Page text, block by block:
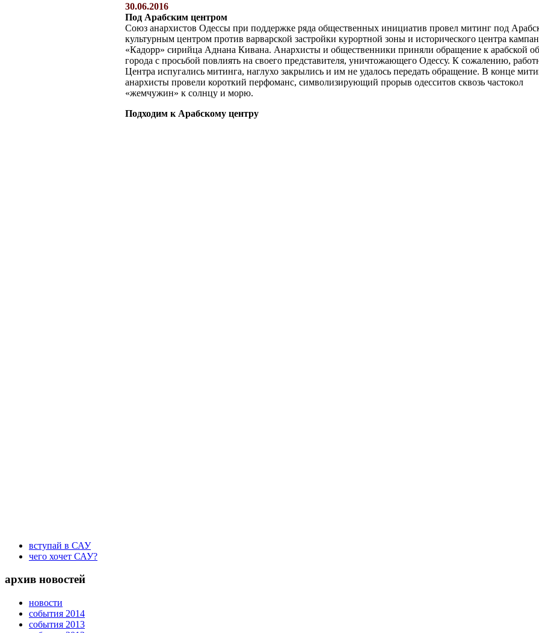
30.06.2016
Под Арабским центром
Союз анархистов Одессы при поддержке ряда общественных инициатив провел митинг под
культурным центром против варварской застройки курортной зоны и исторического центра
«Кадорр» сирийца Аднана Кивана. Анархисты и общественники приняли обращение к арабской
города с просьбой повлиять на своего представителя, уничтожающего Одессу. К сожалению,
Центра испугались митинга, наглухо закрылись и им не удалось передать обращение. В конце
анархисты провели короткий перфоманс, символизирующий прорыв одесситов сквозь частокол
«жемчужин» к солнцу и морю.
Подходим к Арабскому центру
вступай в САУ
чего хочет САУ?
архив новостей
новости
события 2014
события 2013